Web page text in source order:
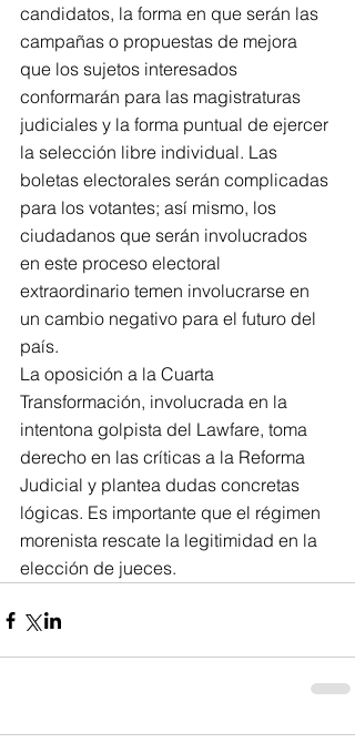
candidatos, la forma en que serán las
campañas o propuestas de mejora
que los sujetos interesados
conformarán para las magistraturas
judiciales y la forma puntual de ejercer
la selección libre individual. Las
boletas electorales serán complicadas
para los votantes; así mismo, los
ciudadanos que serán involucrados
en este proceso electoral
extraordinario temen involucrarse en
un cambio negativo para el futuro del
país.
La oposición a la Cuarta
Transformación, involucrada en la
intentona golpista del Lawfare, toma
derecho en las críticas a la Reforma
Judicial y plantea dudas concretas
lógicas. Es importante que el régimen
morenista rescate la legitimidad en la
elección de jueces.